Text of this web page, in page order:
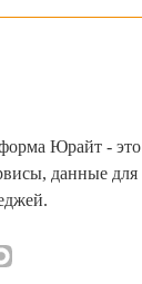
Юрайт - это
данные для